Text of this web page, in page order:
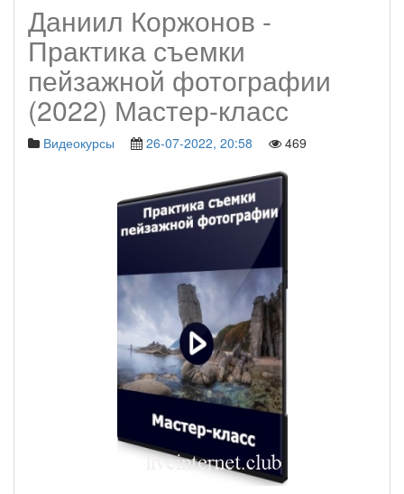
Даниил Коржонов -
Практика съемки
пейзажной фотографии
(2022) Мастер-класс
Видеокурсы 26-07-2022, 20:58 469